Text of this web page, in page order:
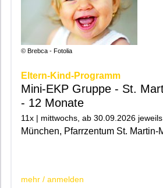
© Brebca - Fotolia
Eltern-Kind-Programm
Mini-EKP Gruppe - St.
- 12 Monate
11x | mittwochs, ab 30.09.2026
München, Pfarrzentum St. Martin-
mehr / anmelden